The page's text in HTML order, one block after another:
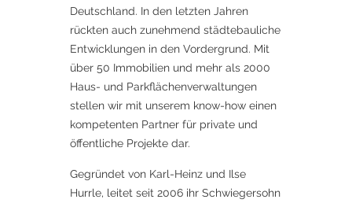
Deutschland. In den letzten Jahren
rückten auch zunehmend städtebauliche
Entwicklungen in den Vordergrund. Mit
über 50 Immobilien und mehr als 2000
Haus- und Parkflächenverwaltungen
stellen wir mit unserem know-how einen
kompetenten Partner für private und
öffentliche Projekte dar.
Gegründet von Karl-Heinz und Ilse
Hurrle, leitet seit 2006 ihr Schwiegersohn